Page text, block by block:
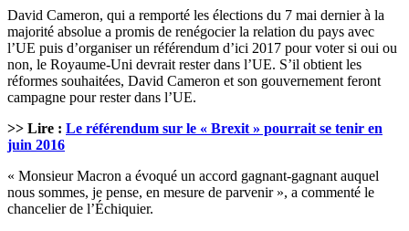
David Cameron, qui a remporté les élections du 7 mai dernier à la
majorité absolue a promis de renégocier la relation du pays avec
l’UE puis d’organiser un référendum d’ici 2017 pour voter si oui ou
non, le Royaume-Uni devrait rester dans l’UE. S’il obtient les
réformes souhaitées, David Cameron et son gouvernement feront
campagne pour rester dans l’UE.
>> Lire : Le référendum sur le « Brexit » pourrait se tenir en
juin 2016
« Monsieur Macron a évoqué un accord gagnant-gagnant auquel
nous sommes, je pense, en mesure de parvenir », a commenté le
chancelier de l’Échiquier.